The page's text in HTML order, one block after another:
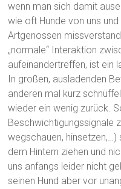
wenn man sich damit
wie oft Hunde von uns
Artgenossen
„normale“ Interaktion
aufeinandertreffen, ist ein
In großen, ausladenden
anderen mal kurz
wieder ein wenig zurück.
Beschwichtigungssignale
wegschauen,
dem Hintern ziehen und
uns anfangs leider nicht
seinen Hund aber vor